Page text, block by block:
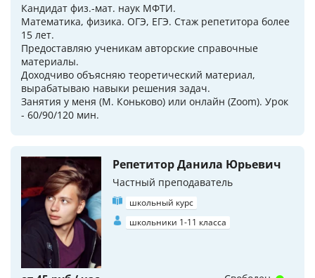
Кандидат физ.-мат. наук МФТИ.
Математика, физика. ОГЭ, ЕГЭ. Стаж репетитора более
15 лет.
Предоставляю ученикам авторские справочные
материалы.
Доходчиво объясняю теоретический материал,
вырабатываю навыки решения задач.
Занятия у меня (М. Коньково) или онлайн (Zoom). Урок
- 60/90/120 мин.
Репетитор Данила Юрьевич
Частный преподаватель
школьный курс
школьники 1-11 класса